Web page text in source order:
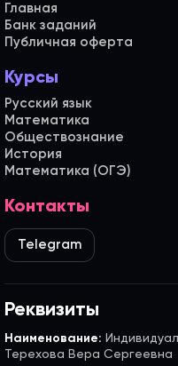
Главная
Банк заданий
Публичная оферта
Курсы
Русский язык
Математика
Обществознание
История
Математика (ОГЭ)
Контакты
Telegram
Реквизиты
Наименование:
Терехова Вера Сергеевна